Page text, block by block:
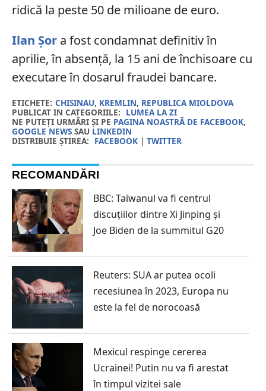
ridică la peste 50 de milioane de euro.
Ilan Şora fost condamnat definitiv în
aprilie, în absență, la 15 ani de închisoare cu
executare în dosarul fraudei bancare.
ETICHETE: CHISINAU, KREMLIN, REPUBLICA MIOLDOVA
PUBLICAT IN CATEGORIILE: LUMEA LA ZI
NE PUTEȚI URMĂRI ȘI PE PAGINA NOASTRĂ DE FACEBOOK,
GOOGLE NEWSSAU LINKEDIN
DISTRIBUIE ȘTIREA: FACEBOOK| TWITTER
RECOMANDĂRI
BBC: Taiwanul va fi centrul
discuțiilor dintre Xi Jinping și
Joe Biden de la summitul G20
Reuters: SUA ar putea ocoli
recesiunea în 2023, Europa nu
este la fel de norocoasă
Mexicul respinge cererea
Ucrainei! Putin nu va fi arestat
în timpul vizitei sale